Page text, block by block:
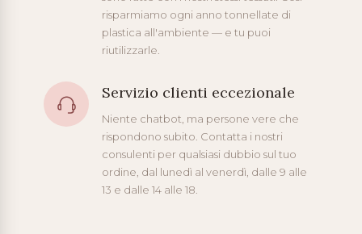
risparmiamo ogni anno tonnellate di
plastica all'ambiente — e tu puoi
riutilizzarle.
Servizio clienti eccezionale
Niente chatbot, ma persone vere che
rispondono subito. Contatta i nostri
consulenti per qualsiasi dubbio sul tuo
ordine, dal lunedì al venerdì, dalle 9 alle
13 e dalle 14 alle 18.